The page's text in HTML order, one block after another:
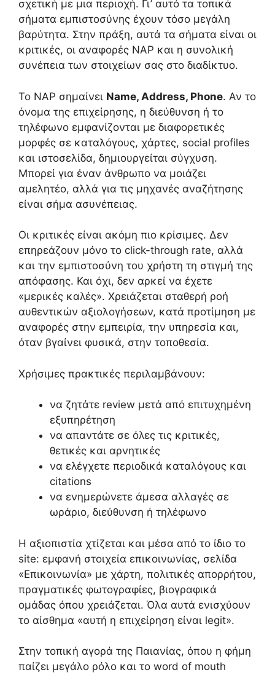
σχετική με μια περιοχή. Γι’ αυτό τα τοπικά
σήματα εμπιστοσύνης έχουν τόσο μεγάλη
βαρύτητα. Στην πράξη, αυτά τα σήματα είναι οι
κριτικές, οι αναφορές NAP και η συνολική
συνέπεια των στοιχείων σας στο διαδίκτυο.
Το NAP σημαίνει Name, Address, Phone. Αν το
όνομα της επιχείρησης, η διεύθυνση ή το
τηλέφωνο εμφανίζονται με διαφορετικές
μορφές σε καταλόγους, χάρτες, social profiles
και ιστοσελίδα, δημιουργείται σύγχυση.
Μπορεί για έναν άνθρωπο να μοιάζει
αμελητέο, αλλά για τις μηχανές αναζήτησης
είναι σήμα ασυνέπειας.
Οι κριτικές είναι ακόμη πιο κρίσιμες. Δεν
επηρεάζουν μόνο το click-through rate, αλλά
και την εμπιστοσύνη του χρήστη τη στιγμή της
απόφασης. Και όχι, δεν αρκεί να έχετε
«μερικές καλές». Χρειάζεται σταθερή ροή
αυθεντικών αξιολογήσεων, κατά προτίμηση με
αναφορές στην εμπειρία, την υπηρεσία και,
όταν βγαίνει φυσικά, στην τοποθεσία.
Χρήσιμες πρακτικές περιλαμβάνουν:
να ζητάτε review μετά από επιτυχημένη
εξυπηρέτηση
να απαντάτε σε όλες τις κριτικές,
θετικές και αρνητικές
να ελέγχετε περιοδικά καταλόγους και
citations
να ενημερώνετε άμεσα αλλαγές σε
ωράριο, διεύθυνση ή τηλέφωνο
Η αξιοπιστία χτίζεται και μέσα από το ίδιο το
site: εμφανή στοιχεία επικοινωνίας, σελίδα
«Επικοινωνία» με χάρτη, πολιτικές απορρήτου,
πραγματικές φωτογραφίες, βιογραφικά
ομάδας όπου χρειάζεται. Όλα αυτά ενισχύουν
το αίσθημα «αυτή η επιχείρηση είναι legit».
Στην τοπική αγορά της Παιανίας, όπου η φήμη
παίζει μεγάλο ρόλο και το word of mouth